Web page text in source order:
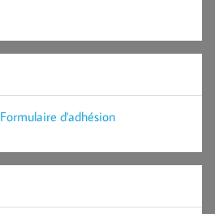
Formulaire d'adhésion